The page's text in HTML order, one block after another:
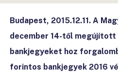
Budapest, 2015.12.11. A
december 14-től
bankjegyeket hoz
forintos bankjegyek 2016